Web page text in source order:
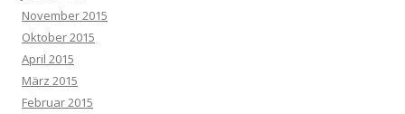
November 2015
Oktober 2015
April 2015
März 2015
Februar 2015